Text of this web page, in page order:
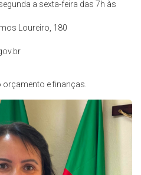
a sexta-feira das 7h às
Loureiro, 180
e finanças.